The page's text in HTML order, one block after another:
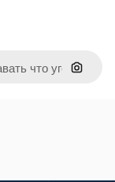
Поиск